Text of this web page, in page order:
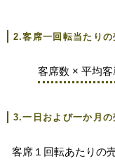
2.客席一回転当たり
客席数 × 平均
3.一日および一か月
客席１回転あたりの